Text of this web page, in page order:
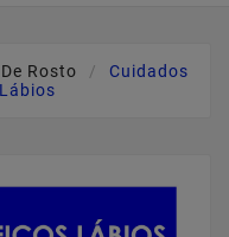
Rosto
Cuidados